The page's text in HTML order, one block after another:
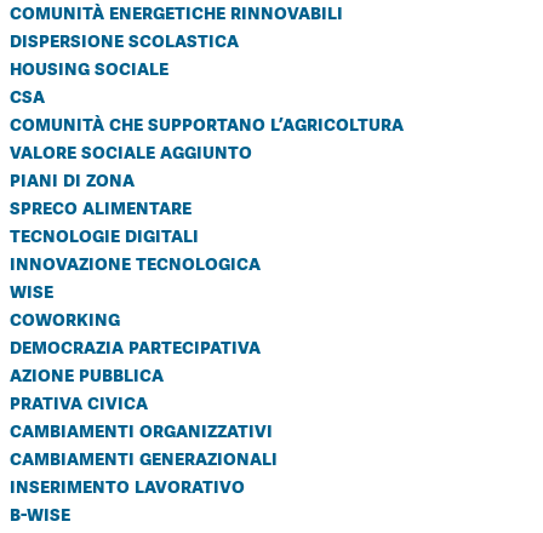
comunità energetiche rinnovabili
dispersione scolastica
housing sociale
csa
comunità che supportano l’agricoltura
valore sociale aggiunto
piani di zona
spreco alimentare
tecnologie digitali
innovazione tecnologica
wise
coworking
democrazia partecipativa
azione pubblica
prativa civica
cambiamenti organizzativi
cambiamenti generazionali
inserimento lavorativo
b-wise